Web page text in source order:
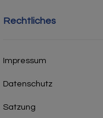
Rechtliches
Impressum
Datenschutz
Satzung